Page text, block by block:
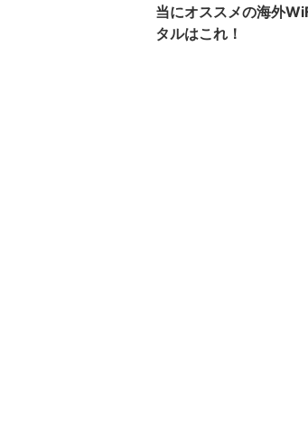
当にオススメの海外
タルはこれ！